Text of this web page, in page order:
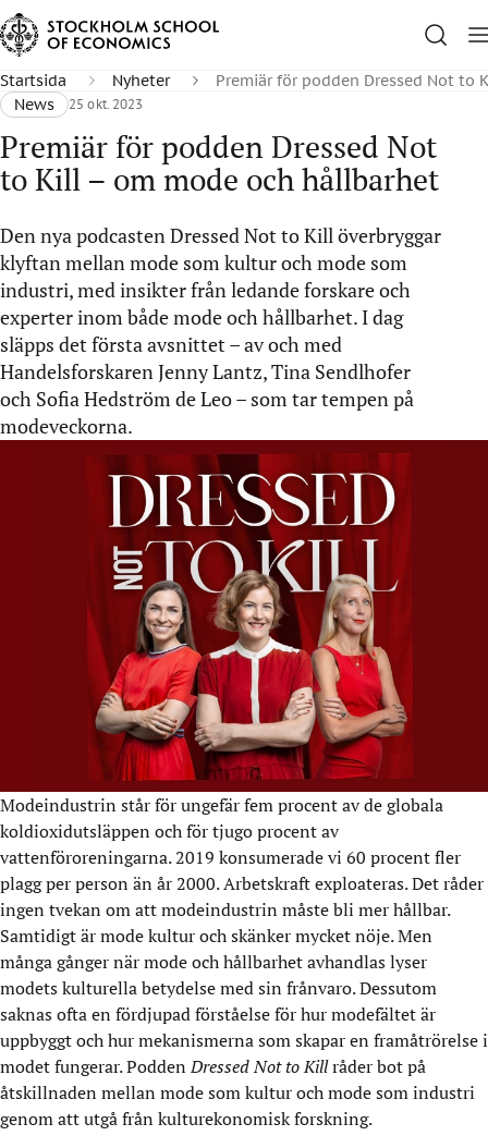
Startsida Nyheter
Premiär för podden Dressed Not
News
25 okt. 2023
Premiär för podden Dressed Not
to Kill – om mode och hållbarhet
Den nya podcasten Dressed Not to Kill överbryggar
klyftan mellan mode som kultur och mode som
industri, med insikter från ledande forskare och
experter inom både mode och hållbarhet. I dag
släpps det första avsnittet – av och med
Handelsforskaren Jenny Lantz, Tina Sendlhofer
och Sofia Hedström de Leo – som tar tempen på
modeveckorna.
Modeindustrin står för ungefär fem procent av de globala
koldioxidutsläppen och för tjugo procent av
vattenföroreningarna. 2019 konsumerade vi 60 procent fler
plagg per person än år 2000. Arbetskraft exploateras. Det råder
ingen tvekan om att modeindustrin måste bli mer hållbar.
Samtidigt är mode kultur och skänker mycket nöje. Men
många gånger när mode och hållbarhet avhandlas lyser
modets kulturella betydelse med sin frånvaro. Dessutom
saknas ofta en fördjupad förståelse för hur modefältet är
uppbyggt och hur mekanismerna som skapar en framåtrörelse i
modet fungerar. PoddenDressed Not to Killråder bot på
åtskillnaden mellan mode som kultur och mode som industri
genom att utgå från kulturekonomisk forskning.